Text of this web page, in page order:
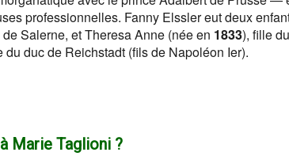
professionnelles. Fanny Elssler eut deux
Salerne, et Theresa Anne (née en 1833), fille
duc de Reichstadt (fils de Napoléon Ier).
Marie Taglioni ?